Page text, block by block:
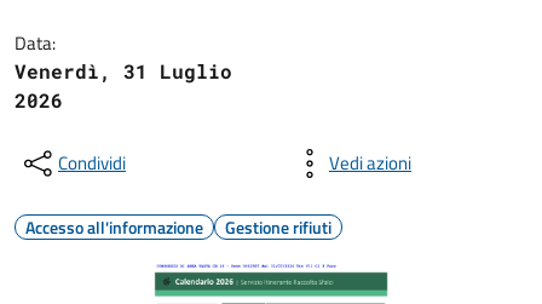
Data:
Venerdì, 31 Luglio
2026
Condividi Vedi azioni
Accesso all'informazione Gestione rifiuti